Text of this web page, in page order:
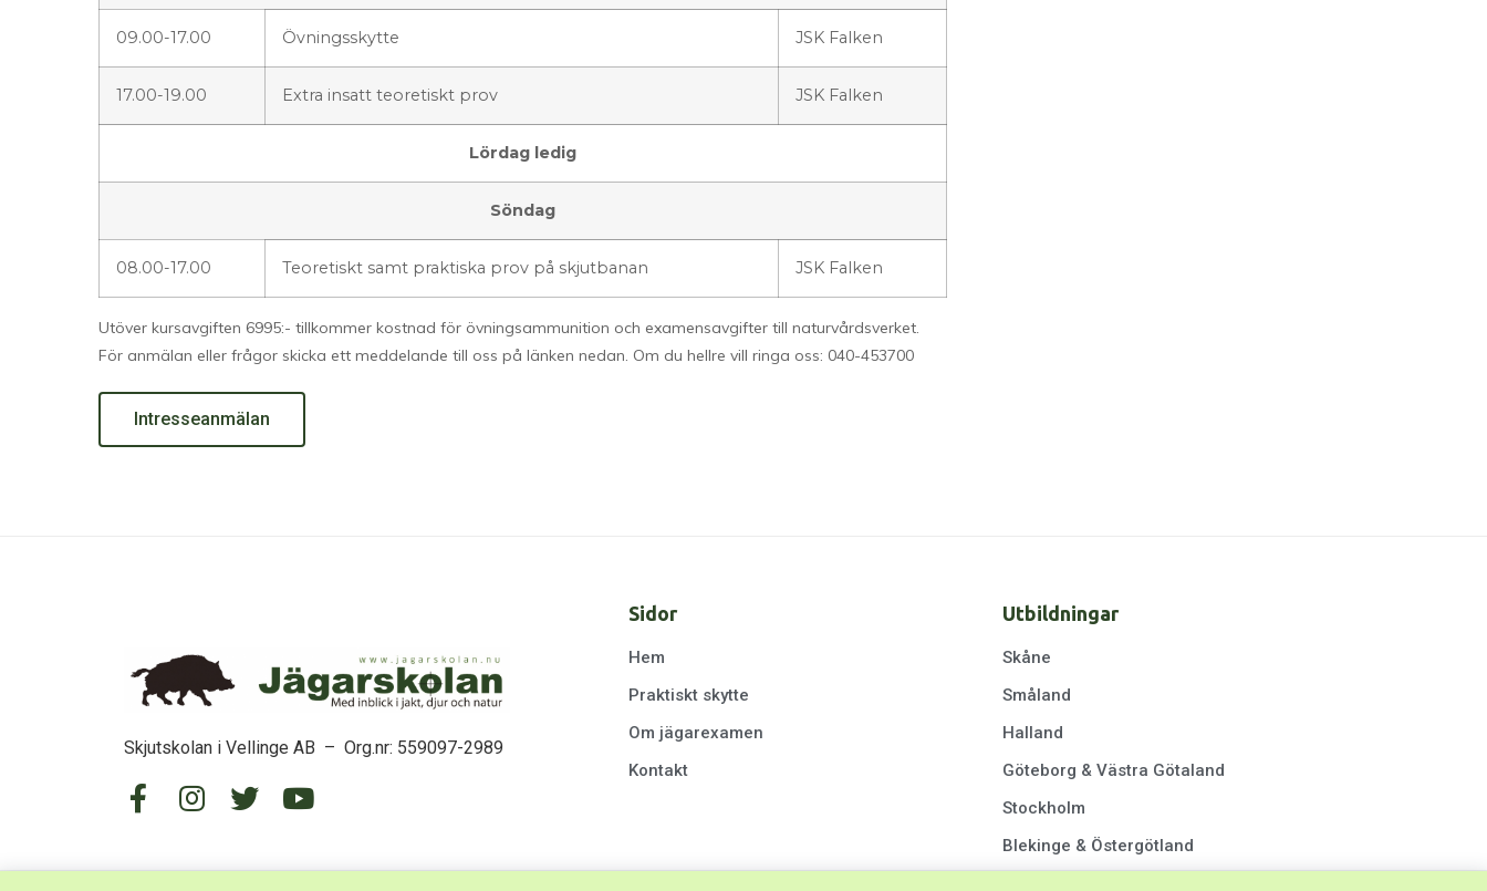
09.00-17.00 Övningsskytte JSK Falken
17.00-19.00 Extra insatt teoretiskt prov JSK Falken
Lördag ledig
Söndag
08.00-17.00 Teoretiskt samt praktiska prov på skjutbanan JSK Falken
Utöver kursavgiften 6995:- tillkommer kostnad för övningsammunition och examensavgifter till naturvårdsverket.
För anmälan eller frågor skicka ett meddelande till oss på länken nedan. Om du hellre vill ringa oss: 040-453700
Intresseanmälan
Skjutskolan i Vellinge AB – Org.nr: 559097-2989
Sidor
Hem
Praktiskt skytte
Om jägarexamen
Kontakt
Utbildningar
Skåne
Småland
Halland
Göteborg & Västra Götaland
Stockholm
Blekinge & Östergötland